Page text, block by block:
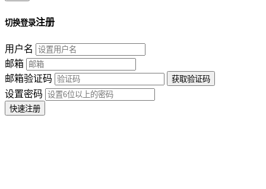
切换登录注册
用户名
邮箱
邮箱验证码
设置密码